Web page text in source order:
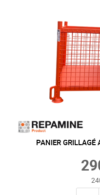
PANIER GRILLAGÉ